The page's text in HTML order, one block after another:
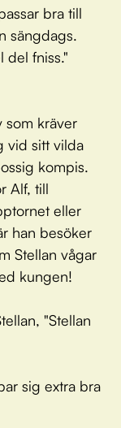
bra till
sängdags.
del fniss."
som kräver
vid sitt vilda
kompis.
Alf, till
eller
han besöker
Stellan vågar
kungen!
"Stellan
sig extra bra